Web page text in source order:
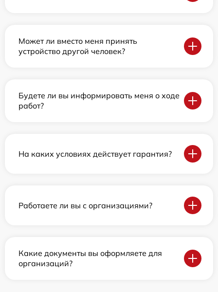
Может ли вместо меня принять
устройство другой человек?
Будете ли вы информировать меня о ходе
работ?
На каких условиях действует гарантия?
Работаете ли вы с организациями?
Какие документы вы оформляете для
организаций?